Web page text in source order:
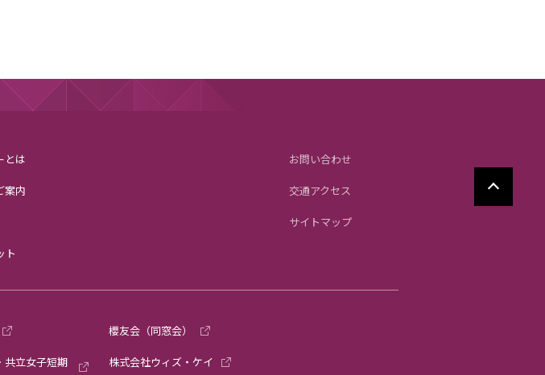
とは
案内
ト
お問い合わせ
交通アクセス
サイトマップ
共立女子短期
櫻友会（同窓会）
株式会社ウィズ・ケイ